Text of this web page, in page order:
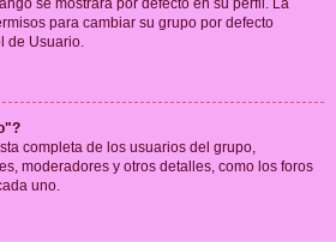
se mostrará por defecto en su perfil. La
para cambiar su grupo por defecto
de Usuario.
completa de los usuarios del grupo,
moderadores y otros detalles, como los foros
uno.